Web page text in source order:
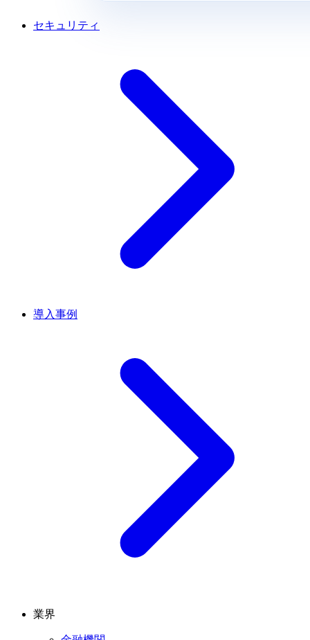
セキュリティ
導入事例
業界